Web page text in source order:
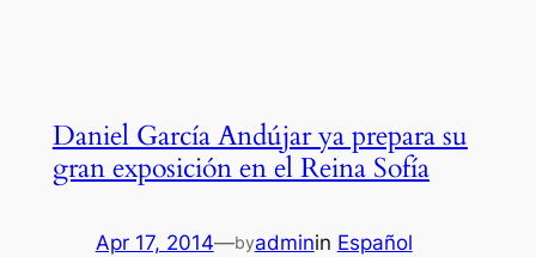
Daniel García Andújar ya prepara su
gran exposición en el Reina Sofía
Apr 17, 2014—byadminin Español